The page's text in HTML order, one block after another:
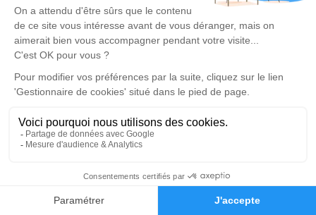
Faire-part Hommages
Je rends hommage
Cérémonie religieuse
mercredi 25 janvier 2023 à 09h30
Crematorium le Pech Bleu de Beziers
Déroulé des obsèques